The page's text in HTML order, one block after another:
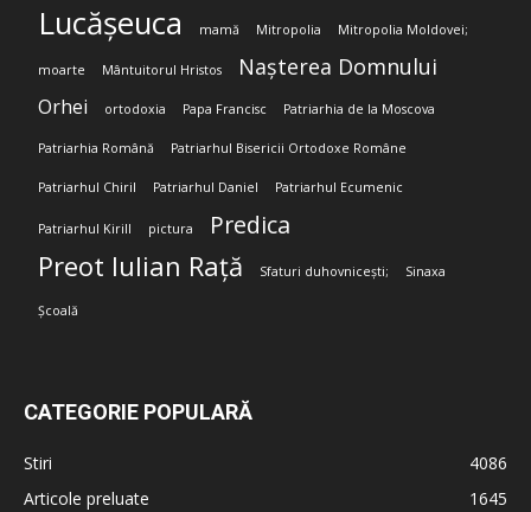
Lucășeuca mamă Mitropolia Mitropolia Moldovei;
moarte Mântuitorul Hristos Nașterea Domnului
Orhei ortodoxia Papa Francisc Patriarhia de la Moscova
Patriarhia Română Patriarhul Bisericii Ortodoxe Române
Patriarhul Chiril Patriarhul Daniel Patriarhul Ecumenic
Patriarhul Kirill pictura Predica
Preot Iulian Rață Sfaturi duhovnicești; Sinaxa
Școală
CATEGORIE POPULARĂ
Stiri
4086
Articole preluate
1645